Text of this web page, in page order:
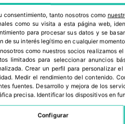
la más afectada
pérdidas se concentran
consentimiento, tanto nosotros como
como su visita a esta página web,
para procesar sus datos y se
de su interés legítimo en cualquier
como nuestros socios realizamos
limitados para seleccionar anuncios
. Crear un perfil para personalizar el
. Medir el rendimiento del contenido.
fuentes. Desarrollo y mejora de los
precisa. Identificar los dispositivos en
Configurar